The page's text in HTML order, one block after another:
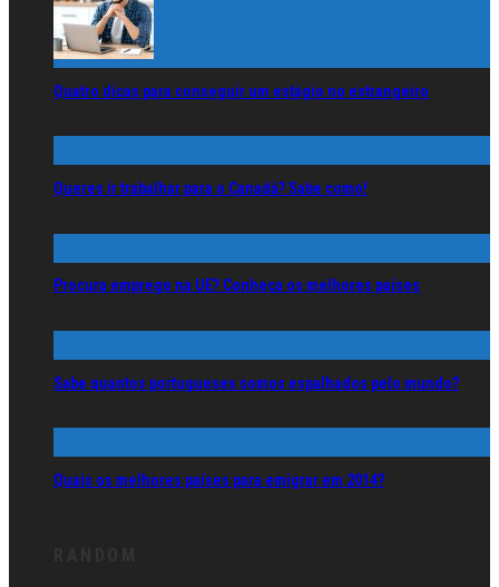
Quatro dicas para conseguir um estágio no estrangeiro
Queres ir trabalhar para o Canadá? Sabe como!
Procura emprego na UE? Conheça os melhores países
Sabe quantos portugueses somos espalhados pelo mundo?
Quais os melhores países para emigrar em 2014?